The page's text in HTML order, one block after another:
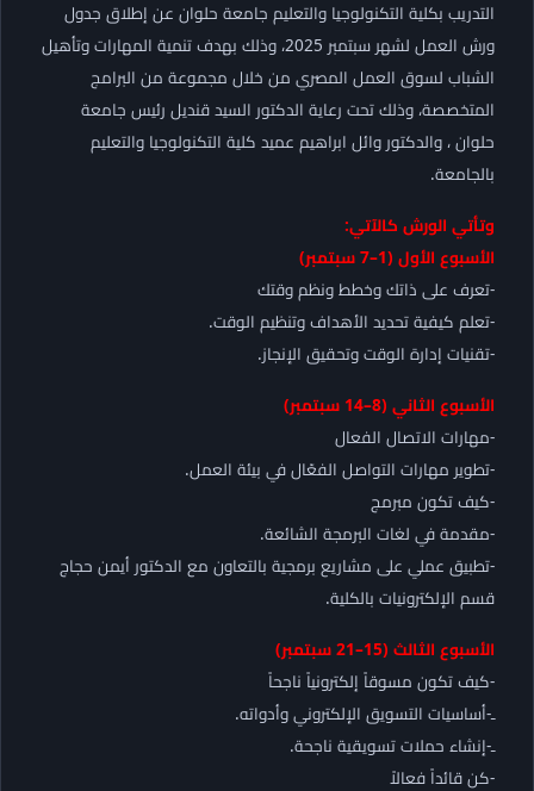
التدريب بكلية التكنولوجيا والتعليم جامعة حلوان عن إطلاق جدول
ورش العمل لشهر سبتمبر 2025، وذلك بهدف تنمية المهارات وتأهيل
الشباب لسوق العمل المصري من خلال مجموعة من البرامج
المتخصصة، وذلك تحت رعاية الدكتور السيد قنديل رئيس جامعة
حلوان ، والدكتور وائل ابراهيم عميد كلية التكنولوجيا والتعليم
بالجامعة.
وتأتي الورش كالآتي:
الأسبوع الأول (1–7 سبتمبر)
-تعرف على ذاتك وخطط ونظم وقتك
-تعلم كيفية تحديد الأهداف وتنظيم الوقت.
-تقنيات إدارة الوقت وتحقيق الإنجاز.
الأسبوع الثاني (8–14 سبتمبر)
-مهارات الاتصال الفعال
-تطوير مهارات التواصل الفعّال في بيئة العمل.
-كيف تكون مبرمج
-مقدمة في لغات البرمجة الشائعة.
-تطبيق عملي على مشاريع برمجية بالتعاون مع الدكتور أيمن حجاج
قسم الإلكترونيات بالكلية.
الأسبوع الثالث (15–21 سبتمبر)
-كيف تكون مسوقاً إلكترونياً ناجحاً
ـ-أساسيات التسويق الإلكتروني وأدواته.
ـ-إنشاء حملات تسويقية ناجحة.
-كن قائداً فعالاً